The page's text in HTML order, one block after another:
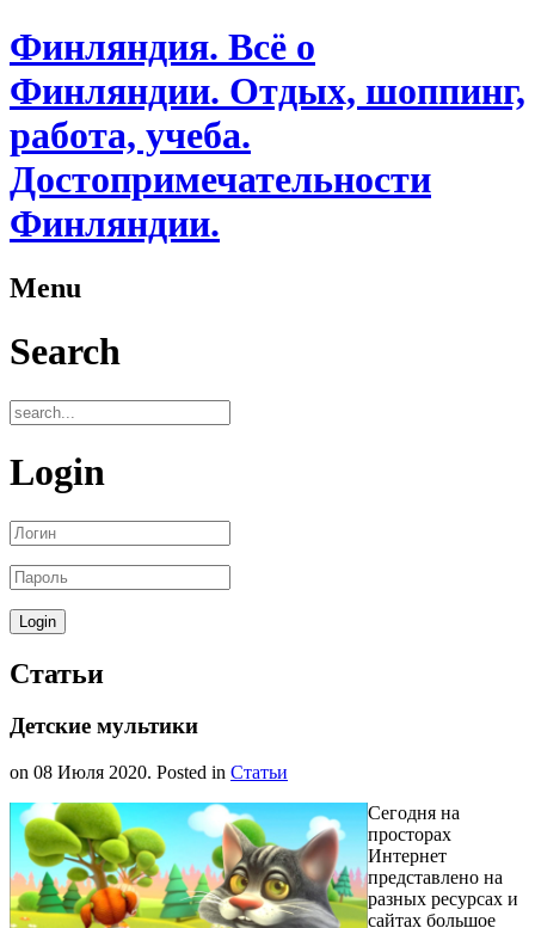
Финляндия. Всё о
Финляндии. Отдых, шоппинг,
работа, учеба.
Достопримечательности
Финляндии.
Menu
Search
Login
Статьи
Детские мультики
on 08 Июля 2020. Posted in Статьи
Сегодня на
просторах
Интернет
представлено на
разных ресурсах и
сайтах большое